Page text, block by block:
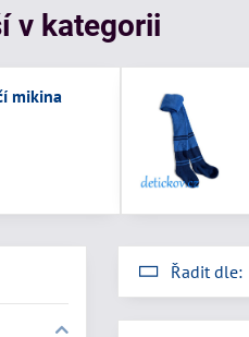
v kategorii
mikina
Řadit dle: